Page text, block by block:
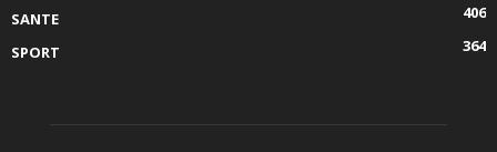
SANTE
406
SPORT
364